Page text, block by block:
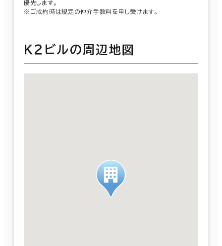
優先します。
※ご成約時は規定の仲介手数料を申し受けます。
Ｋ２ビルの周辺地図